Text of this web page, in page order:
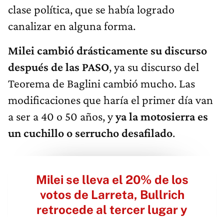
clase política, que se había logrado
canalizar en alguna forma.
Milei cambió drásticamente su discurso
después de las PASO, ya su discurso del
Teorema de Baglini cambió mucho. Las
modificaciones que haría el primer día van
a ser a 40 o 50 años, yya la motosierra es
un cuchillo o serrucho desafilado.
Milei se lleva el 20% de los
votos de Larreta, Bullrich
retrocede al tercer lugar y